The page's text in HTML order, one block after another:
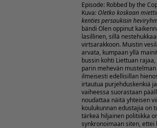
Episode: Robbed by the
Kuva: Oletko koskaan
kenties persaukisin
bändi Olen oppinut
lasillinen, sillä
virtsarakkoon. Muistin
arvata, kumpaan yllä
bussin kohti Liettuan
parin mehevän
ilmeisesti edellisillan
irtautua purjehduskenkiä
vaiheessa suorastaan
noudattaa näitä yhteisen
koulukunnan edustajia on
tärkeä hiljainen politiikka
synkronoimaan siten,